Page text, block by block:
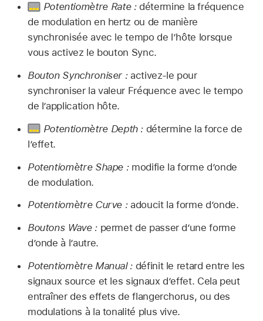
Potentiomètre Rate : détermine la fréquence
de modulation en hertz ou de manière
synchronisée avec le tempo de l’hôte lorsque
vous activez le bouton Sync.
Bouton Synchroniser :activez-le pour
synchroniser la valeur Fréquence avec le tempo
de l’application hôte.
Potentiomètre Depth : détermine la force de
l’effet.
Potentiomètre Shape :modifie la forme d’onde
de modulation.
Potentiomètre Curve :adoucit la forme d’onde.
Boutons Wave :permet de passer d’une forme
d’onde à l’autre.
Potentiomètre Manual : définit le retard entre les
signaux source et les signaux d’effet. Cela peut
entraîner des effets de flanger­chorus, ou des
modulations à la tonalité plus vive.